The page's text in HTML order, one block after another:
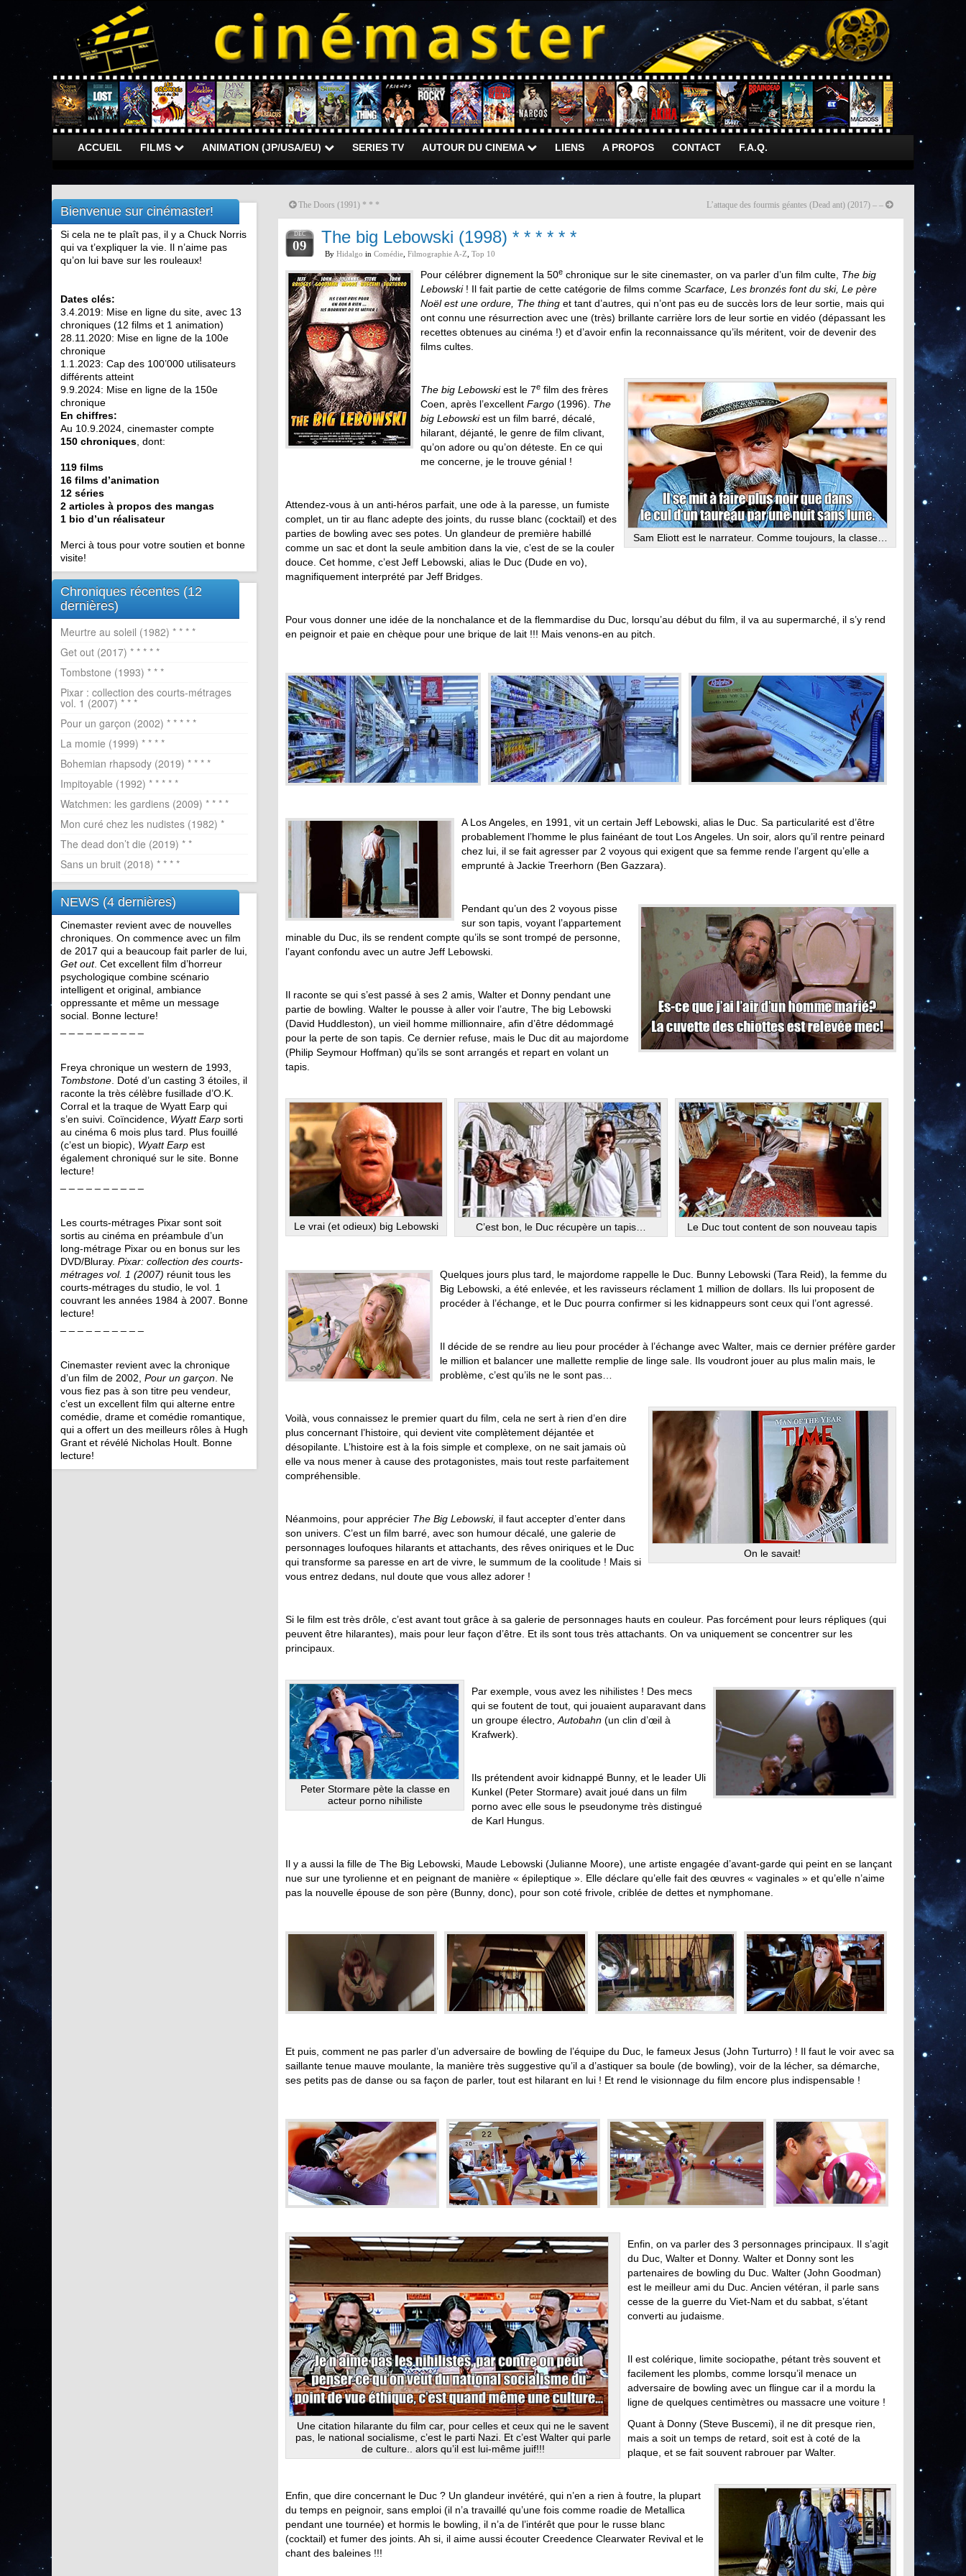
ACCUEIL FILMS ANIMATION (JP/USA/EU) SERIES TV AUTOUR DU CINEMA LIENS A PROPOS CONTACT F.A.Q.
The Doors (1991) * * * L’attaque des fourmis géantes (Dead ant) (2017) – –
DÉC
09 The big Lebowski (1998) * * * * * *
By Hidalgo in Comédie Filmographie A-Z Top 10
Pour célébrer dignement la 50e chronique sur le site cinemaster, on va parler d’un film culte, The big
Lebowski! Il fait partie de cette catégorie de films comme Scarface, Les bronzés font du ski, Le père
Noël est une ordure, The thing et tant d’autres, qui n’ont pas eu de succès lors de leur sortie, mais qui
ont connu une résurrection avec une (très) brillante carrière lors de leur sortie en vidéo (dépassant les
recettes obtenues au cinéma !) et d’avoir enfin la reconnaissance qu’ils méritent, voir de devenir des
films cultes.
Sam Eliott est le narrateur. Comme toujours, la classe…
The big Lebowskiest le 7e film des frères
Coen, après l’excellent Fargo (1996). The
big Lebowskiest un film barré, décalé,
hilarant, déjanté, le genre de film clivant,
qu’on adore ou qu’on déteste. En ce qui
me concerne, je le trouve génial !
Attendez-vous à un anti-héros parfait, une ode à la paresse, un fumiste
complet, un tir au flanc adepte des joints, du russe blanc (cocktail) et des
parties de bowling avec ses potes. Un glandeur de première habillé
comme un sac et dont la seule ambition dans la vie, c’est de se la couler
douce. Cet homme, c’est Jeff Lebowski, alias le Duc (Dude en vo),
magnifiquement interprété par Jeff Bridges.
Pour vous donner une idée de la nonchalance et de la flemmardise du Duc, lorsqu’au début du film, il va au supermarché, il s’y rend
en peignoir et paie en chèque pour une brique de lait !!! Mais venons-en au pitch.
A Los Angeles, en 1991, vit un certain Jeff Lebowski, alias le Duc. Sa particularité est d’être
probablement l’homme le plus fainéant de tout Los Angeles. Un soir, alors qu’il rentre peinard
chez lui, il se fait agresser par 2 voyous qui exigent que sa femme rende l’argent qu’elle a
emprunté à Jackie Treerhorn (Ben Gazzara).
Pendant qu’un des 2 voyous pisse
sur son tapis, voyant l’appartement
minable du Duc, ils se rendent compte qu’ils se sont trompé de personne,
l’ayant confondu avec un autre Jeff Lebowski.
Il raconte se qui s’est passé à ses 2 amis, Walter et Donny pendant une
partie de bowling. Walter le pousse à aller voir l’autre, The big Lebowski
(David Huddleston), un vieil homme millionnaire, afin d’être dédommagé
pour la perte de son tapis. Ce dernier refuse, mais le Duc dit au majordome
(Philip Seymour Hoffman) qu’ils se sont arrangés et repart en volant un
tapis.
Le vrai (et odieux) big Lebowski C’est bon, le Duc récupère un tapis… Le Duc tout content de son nouveau tapis
Quelques jours plus tard, le majordome rappelle le Duc. Bunny Lebowski (Tara Reid), la femme du
Big Lebowski, a été enlevée, et les ravisseurs réclament 1 million de dollars. Ils lui proposent de
procéder à l’échange, et le Duc pourra confirmer si les kidnappeurs sont ceux qui l’ont agressé.
Il décide de se rendre au lieu pour procéder à l’échange avec Walter, mais ce dernier préfère garder
le million et balancer une mallette remplie de linge sale. Ils voudront jouer au plus malin mais, le
problème, c’est qu’ils ne le sont pas…
On le savait!
Voilà, vous connaissez le premier quart du film, cela ne sert à rien d’en dire
plus concernant l’histoire, qui devient vite complètement déjantée et
désopilante. L’histoire est à la fois simple et complexe, on ne sait jamais où
elle va nous mener à cause des protagonistes, mais tout reste parfaitement
compréhensible.
Néanmoins, pour apprécier The Big Lebowski, il faut accepter d’enter dans
son univers. C’est un film barré, avec son humour décalé, une galerie de
personnages loufoques hilarants et attachants, des rêves oniriques et le Duc
qui transforme sa paresse en art de vivre, le summum de la coolitude ! Mais si
vous entrez dedans, nul doute que vous allez adorer !
Si le film est très drôle, c’est avant tout grâce à sa galerie de personnages hauts en couleur. Pas forcément pour leurs répliques (qui
peuvent être hilarantes), mais pour leur façon d’être. Et ils sont tous très attachants. On va uniquement se concentrer sur les
principaux.
Peter Stormare pète la classe en
acteur porno nihiliste
Par exemple, vous avez les nihilistes ! Des mecs
qui se foutent de tout, qui jouaient auparavant dans
un groupe électro, Autobahn (un clin d’œil à
Krafwerk).
Ils prétendent avoir kidnappé Bunny, et le leader Uli
Kunkel (Peter Stormare) avait joué dans un film
porno avec elle sous le pseudonyme très distingué
de Karl Hungus.
Il y a aussi la fille de The Big Lebowski, Maude Lebowski (Julianne Moore), une artiste engagée d’avant-garde qui peint en se lançant
nue sur une tyrolienne et en peignant de manière « épileptique ». Elle déclare qu’elle fait des œuvres « vaginales » et qu’elle n’aime
pas la nouvelle épouse de son père (Bunny, donc), pour son coté frivole, criblée de dettes et nymphomane.
Et puis, comment ne pas parler d’un adversaire de bowling de l’équipe du Duc, le fameux Jesus (John Turturro) ! Il faut le voir avec sa
saillante tenue mauve moulante, la manière très suggestive qu’il a d’astiquer sa boule (de bowling), voir de la lécher, sa démarche,
ses petits pas de danse ou sa façon de parler, tout est hilarant en lui ! Et rend le visionnage du film encore plus indispensable !
Une citation hilarante du film car, pour celles et ceux qui ne le savent
pas, le national socialisme, c’est le parti Nazi. Et c’est Walter qui parle
de culture.. alors qu’il est lui-même juif!!!
Enfin, on va parler des 3 personnages principaux. Il s’agit
du Duc, Walter et Donny. Walter et Donny sont les
partenaires de bowling du Duc. Walter (John Goodman)
est le meilleur ami du Duc. Ancien vétéran, il parle sans
cesse de la guerre du Viet-Nam et du sabbat, s’étant
converti au judaisme.
Il est colérique, limite sociopathe, pétant très souvent et
facilement les plombs, comme lorsqu’il menace un
adversaire de bowling avec un flingue car il a mordu la
ligne de quelques centimètres ou massacre une voiture !
Quant à Donny (Steve Buscemi), il ne dit presque rien,
mais a soit un temps de retard, soit est à coté de la
plaque, et se fait souvent rabrouer par Walter.
Enfin, que dire concernant le Duc ? Un glandeur invétéré, qui n’en a rien à foutre, la plupart
du temps en peignoir, sans emploi (il n’a travaillé qu’une fois comme roadie de Metallica
pendant une tournée) et hormis le bowling, il n’a de l’intérêt que pour le russe blanc
(cocktail) et fumer des joints. Ah si, il aime aussi écouter Creedence Clearwater Revival et le
chant des baleines !!!
Bienvenue sur cinémaster!
Si cela ne te plaît pas, il y a Chuck Norris
qui va t’expliquer la vie. Il n’aime pas
qu’on lui bave sur les rouleaux!
Dates clés:
3.4.2019: Mise en ligne du site, avec 13
chroniques (12 films et 1 animation)
28.11.2020: Mise en ligne de la 100e
chronique
1.1.2023: Cap des 100’000 utilisateurs
différents atteint
9.9.2024: Mise en ligne de la 150e
chronique
En chiffres:
Au 10.9.2024, cinemaster compte
150 chroniques , dont:
119 films
16 films d’animation
12 séries
2 articles à propos des mangas
1 bio d’un réalisateur
Merci à tous pour votre soutien et bonne
visite!
Chroniques récentes (12
dernières)
Meurtre au soleil (1982) * * * *
Get out (2017) * * * * *
Tombstone (1993) * * *
Pixar : collection des courts-métrages
vol. 1 (2007) * * *
Pour un garçon (2002) * * * * *
La momie (1999) * * * *
Bohemian rhapsody (2019) * * * *
Impitoyable (1992) * * * * *
Watchmen: les gardiens (2009) * * * *
Mon curé chez les nudistes (1982) *
The dead don’t die (2019) * *
Sans un bruit (2018) * * * *
NEWS (4 dernières)
Cinemaster revient avec de nouvelles
chroniques. On commence avec un film
de 2017 qui a beaucoup fait parler de lui,
Get out. Cet excellent film d’horreur
psychologique combine scénario
intelligent et original, ambiance
oppressante et même un message
social. Bonne lecture!
Freya chronique un western de 1993,
Tombstone . Doté d’un casting 3 étoiles, il
raconte la très célèbre fusillade d’O.K.
Corral et la traque de Wyatt Earp qui
s’en suivi. Coïncidence, Wyatt Earp sorti
au cinéma 6 mois plus tard. Plus fouillé
(c’est un biopic), Wyatt Earp est
également chroniqué sur le site. Bonne
lecture!
Les courts-métrages Pixar sont soit
sortis au cinéma en préambule d’un
long-métrage Pixar ou en bonus sur les
DVD/Bluray. Pixar: collection des courts-
métrages vol. 1 (2007) réunit tous les
courts-métrages du studio, le vol. 1
couvrant les années 1984 à 2007. Bonne
lecture!
Cinemaster revient avec la chronique
d’un film de 2002, Pour un garçon . Ne
vous fiez pas à son titre peu vendeur,
c’est un excellent film qui alterne entre
comédie, drame et comédie romantique,
qui a offert un des meilleurs rôles à Hugh
Grant et révélé Nicholas Hoult. Bonne
lecture!